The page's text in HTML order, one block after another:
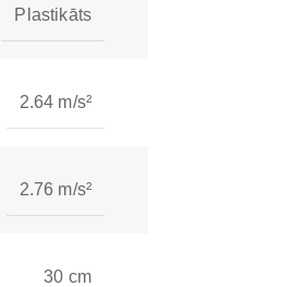
Plastikāts
2.64 m/s²
2.76 m/s²
30 cm